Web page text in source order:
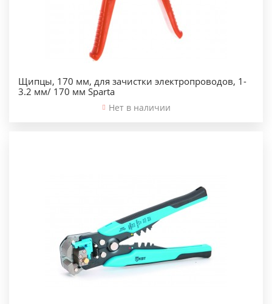
Щипцы, 170 мм, для зачистки электропроводов, 1-
3.2 мм/ 170 мм Sparta
Нет в наличии